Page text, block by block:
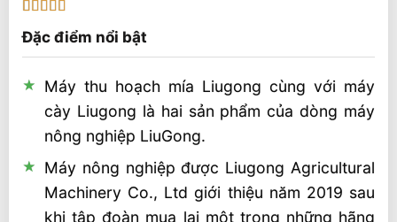
trên 5 dựa
trênđánh
giá
Đặc điểm nổi bật
Máy thu hoạch mía Liugong cùng với máy
cày Liugong là hai sản phẩm của dòng máy
nông nghiệp LiuGong.
Máy nông nghiệp được Liugong Agricultural
Machinery Co., Ltd giới thiệu năm 2019 sau
khi tập đoàn mua lại một trong những hãng